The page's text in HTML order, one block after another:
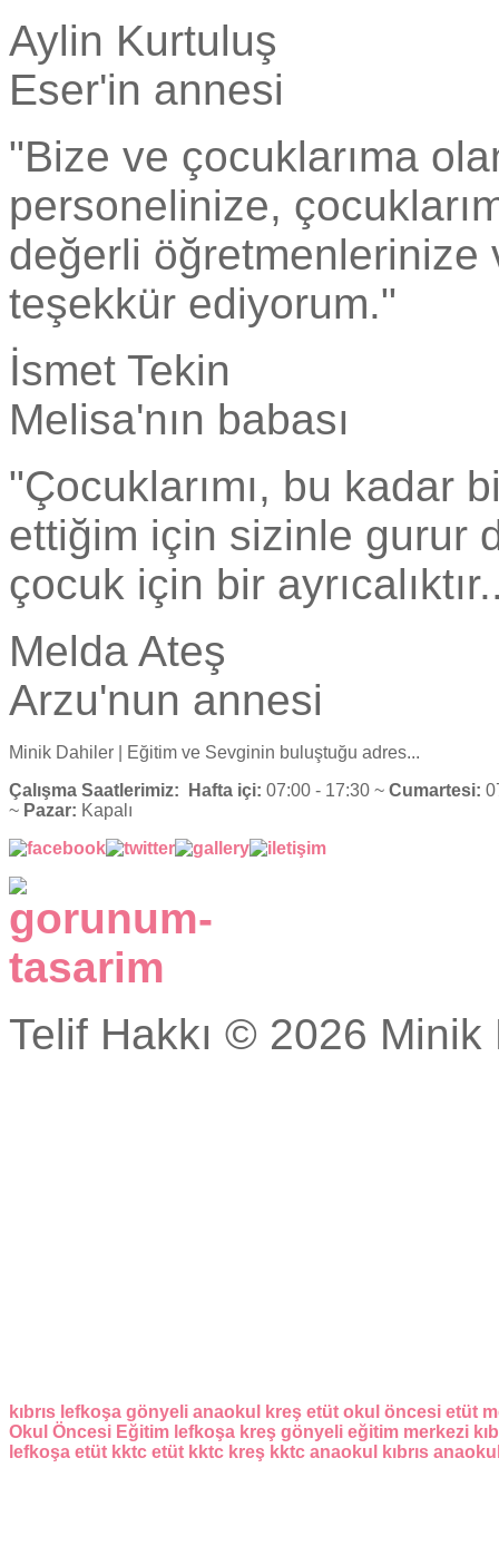
Aylin Kurtuluş
Eser'in annesi
"Bize ve çocuklarıma
personelinize,
değerli
teşekkür ediyorum."
İsmet Tekin
Melisa'nın babası
"Çocuklarımı, bu kadar
ettiğim için sizinle gurur
çocuk için bir
Melda Ateş
Arzu'nun annesi
Minik Dahiler | Eğitim ve Sevginin buluştuğu adres...
Çalışma Saatlerimiz:
Hafta içi: 07:00 - 17:30 ~ Cumartesi:
~ Pazar: Kapalı
Telif Hakkı © 2026 Minik
kıbrıs lefkoşa gönyeli anaokul kreş etüt okul öncesi etüt
Okul Öncesi Eğitim lefkoşa kreş gönyeli eğitim merkezi
lefkoşa etüt kktc etüt kktc kreş kktc anaokul kıbrıs